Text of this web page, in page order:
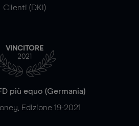
Clienti (DKI)
VINCITORE
2021
più equo (Germania)
Edizione 19-2021